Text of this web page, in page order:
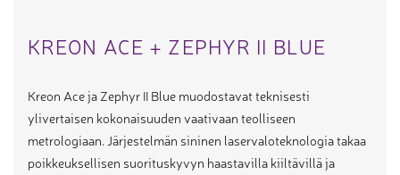
KREON ACE + ZEPHYR II BLUE
Kreon Ace ja Zephyr II Blue muodostavat teknisesti
ylivertaisen kokonaisuuden vaativaan teolliseen
metrologiaan. Järjestelmän sininen laservaloteknologia takaa
poikkeuksellisen suorituskyvyn haastavilla kiiltävillä ja